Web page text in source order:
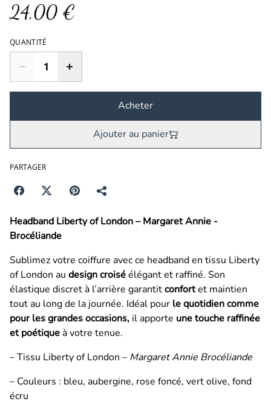
24,00 €
QUANTITÉ
Acheter
Ajouter au panier
PARTAGER
Headband Liberty of London – Margaret Annie -
Brocéliande
Sublimez votre coiffure avec ce headband en tissu Liberty
of London au design croiséélégant et raffiné. Son
élastique discret à l’arrière garantitconfortet maintien
tout au long de la journée. Idéal pour le quotidien comme
pour les grandes occasions, il apporte une touche raffinée
et poétiqueà votre tenue.
– Tissu Liberty of London – Margaret Annie Brocéliande
– Couleurs : bleu, aubergine, rose foncé, vert olive, fond
écru